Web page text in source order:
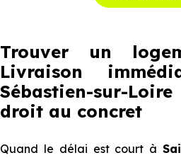
Trouver un
Livraison
Sébastien-sur-
droit au concret
Quand le délai est court à